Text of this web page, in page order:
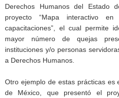
Derechos Humanos del Estado
proyecto “Mapa interactivo
capacitaciones”, el cual permite
mayor número de quejas
instituciones y/o personas
a Derechos Humanos.
Otro ejemplo de estas prácticas es
de México, que presentó el